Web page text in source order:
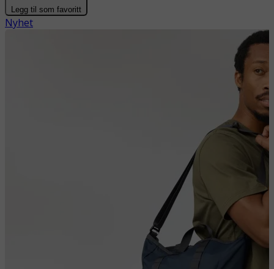
Legg til som favoritt
Nyhet